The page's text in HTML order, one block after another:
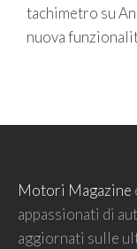
tachimetro su
nuova
Motori Magazine
appassionati di
aggiornati sulle